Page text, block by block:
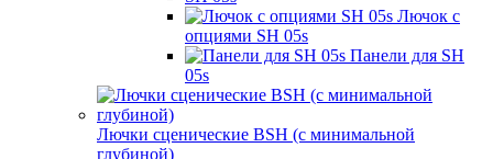
Лючок с
опциями SH 05s
Панели для SH
05s
Лючки сценические BSH (с минимальной
глубиной)